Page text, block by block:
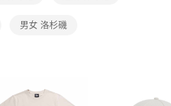
代理人或監護人之同意方可使用
依據個別帳號之用戶狀況，依本公司即
他人資訊註冊。若發現惡意使用之情形，
男女 洛杉磯